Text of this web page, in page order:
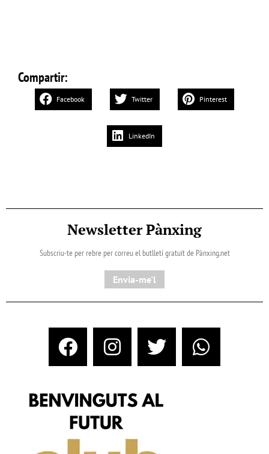
Compartir:
Facebook Twitter Pinterest
LinkedIn
Newsletter Pànxing
Subscriu-te per rebre per correu el butlletí gratuït de Pànxing.net​
Envia-me'l